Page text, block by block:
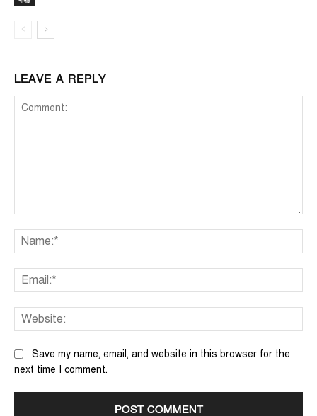
LEAVE A REPLY
Save my name, email, and website in this browser for the
next time I comment.